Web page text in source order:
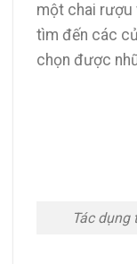
một chai rượu
tìm đến các
chọn được
Tác